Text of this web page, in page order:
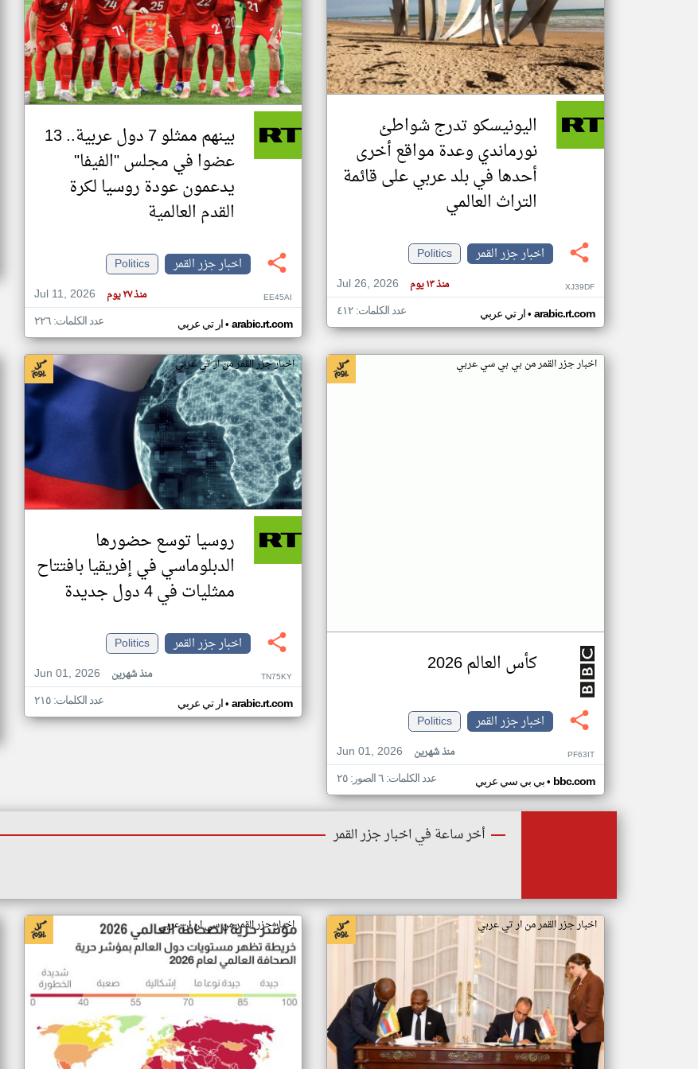
اليونيسكو تدرج شواطئ
نورماندي وعدة مواقع أخرى
أحدها في بلد عربي على قائمة
التراث العالمي
اخبار جزر القمر
Politics
Jul 26, 2026
منذ ١٣ يوم XJ39DF
ار تي عربي• arabic.rt.com عدد الكلمات: ٤١٢
بينهم ممثلو 7 دول عربية.. 13
عضوا في مجلس "الفيفا"
يدعمون عودة روسيا لكرة
القدم العالمية
اخبار جزر القمر
Politics
Jul 11, 2026
منذ ٢٧ يوم EE45AI
ار تي عربي• arabic.rt.com عدد الكلمات: ٢٢٦
اخبار جزر القمر من بي بي سي عربي
كأس العالم 2026
اخبار جزر القمر
Politics
Jun 01, 2026
منذ شهرين PF63IT
بي بي سي عربي• bbc.com عدد الكلمات: ٦ الصور: ٢٥
اخبار جزر القمر من ار تي عربي
روسيا توسع حضورها
الدبلوماسي في إفريقيا بافتتاح
ممثليات في 4 دول جديدة
اخبار جزر القمر
Politics
Jun 01, 2026
منذ شهرين TN75KY
ار تي عربي• arabic.rt.com عدد الكلمات: ٢١٥
أخر ساعة في اخبار جزر القمر
اخبار جزر القمر من ار تي عربي اخبار جزر القمر من سي ان ان عربي